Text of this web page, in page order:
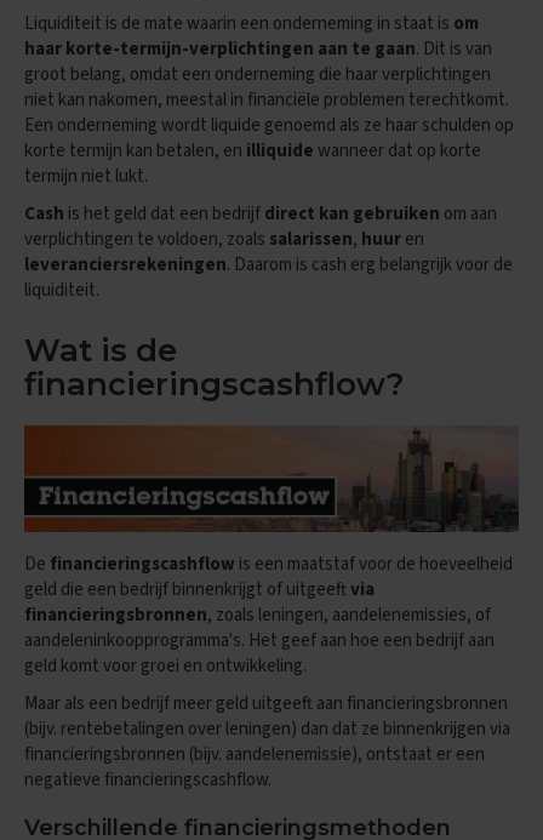
m
e
n
s
F
r
a
n
s
E
x
m
e
n
t
i
O
e
f
n
e
x
a
e
n
s
e
Liquiditeit is de mate waarin een onderneming in staat is om
haar korte-termijn-verplichtingen aan te gaan. Dit is van
groot belang, omdat een onderneming die haar verplichtingen
niet kan nakomen, meestal in financiële problemen terechtkomt.
Een onderneming wordt liquide genoemd als ze haar schulden op
korte termijn kan betalen, en illiquidewanneer dat op korte
termijn niet lukt.
Cash is het geld dat een bedrijfdirect kan gebruiken om aan
verplichtingen te voldoen, zoals salarissen, huuren
leveranciersrekeningen. Daarom is cash erg belangrijk voor de
liquiditeit.
Wat is de
financieringscashflow?
De financieringscashflow is een maatstaf voor de hoeveelheid
geld die een bedrijf binnenkrijgt of uitgeeftvia
financieringsbronnen, zoals leningen, aandelenemissies, of
aandeleninkoopprogramma's. Het geef aan hoe een bedrijf aan
geld komt voor groei en ontwikkeling.
Maar als een bedrijf meer geld uitgeeft aan financieringsbronnen
(bijv. rentebetalingen over leningen) dan dat ze binnenkrijgen via
financieringsbronnen (bijv. aandelenemissie), ontstaat er een
negatieve financieringscashflow.
Verschillende financieringsmethoden